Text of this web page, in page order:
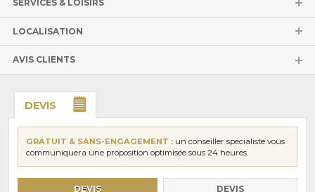
SERVICES & LOISIRS
LOCALISATION
AVIS CLIENTS
DEVIS
GRATUIT & SANS-ENGAGEMENT : un conseiller spécialiste vous
communiquera une proposition optimisée sous 24 heures.
DEVIS
DEVIS